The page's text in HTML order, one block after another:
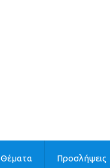
Θέματα Προσλήψεις